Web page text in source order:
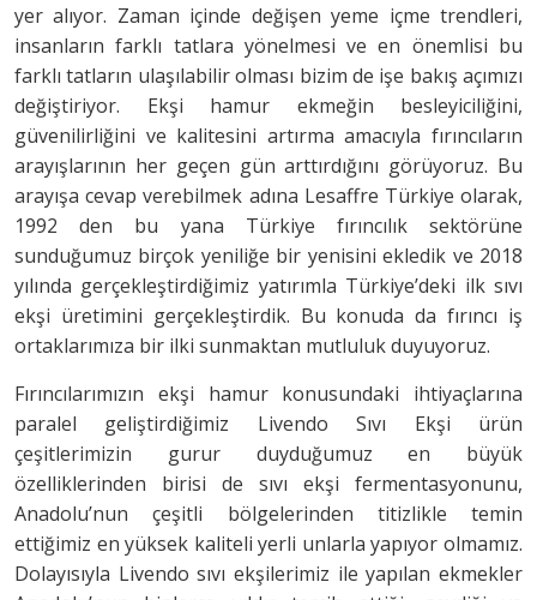
yer alıyor. Zaman içinde değişen yeme içme trendleri,
insanların farklı tatlara yönelmesi ve en önemlisi bu
farklı tatların ulaşılabilir olması bizim de işe bakış açımızı
değiştiriyor. Ekşi hamur ekmeğin besleyiciliğini,
güvenilirliğini ve kalitesini artırma amacıyla fırıncıların
arayışlarının her geçen gün arttırdığını görüyoruz. Bu
arayışa cevap verebilmek adına Lesaffre Türkiye olarak,
1992 den bu yana Türkiye fırıncılık sektörüne
sunduğumuz birçok yeniliğe bir yenisini ekledik ve 2018
yılında gerçekleştirdiğimiz yatırımla Türkiye’deki ilk sıvı
ekşi üretimini gerçekleştirdik. Bu konuda da fırıncı iş
ortaklarımıza bir ilki sunmaktan mutluluk duyuyoruz.
Fırıncılarımızın ekşi hamur konusundaki ihtiyaçlarına
paralel geliştirdiğimiz Livendo Sıvı Ekşi ürün
çeşitlerimizin gurur duyduğumuz en büyük
özelliklerinden birisi de sıvı ekşi fermentasyonunu,
Anadolu’nun çeşitli bölgelerinden titizlikle temin
ettiğimiz en yüksek kaliteli yerli unlarla yapıyor olmamız.
Dolayısıyla Livendo sıvı ekşilerimiz ile yapılan ekmekler